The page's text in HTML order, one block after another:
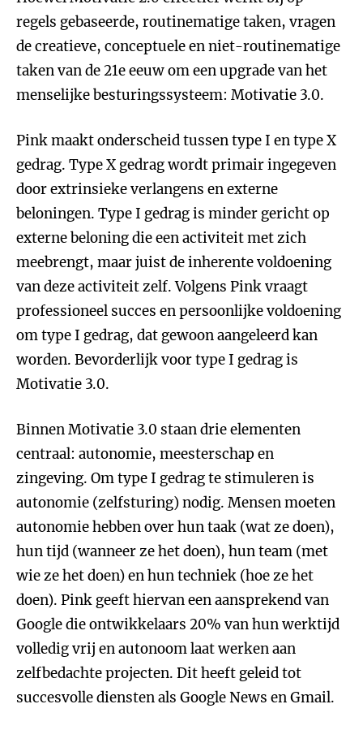
regels gebaseerde, routinematige taken, vragen
de creatieve, conceptuele en niet-routinematige
taken van de 21e eeuw om een upgrade van het
menselijke besturingssysteem: Motivatie 3.0.
Pink maakt onderscheid tussen type I en type X
gedrag. Type X gedrag wordt primair ingegeven
door extrinsieke verlangens en externe
beloningen. Type I gedrag is minder gericht op
externe beloning die een activiteit met zich
meebrengt, maar juist de inherente voldoening
van deze activiteit zelf. Volgens Pink vraagt
professioneel succes en persoonlijke voldoening
om type I gedrag, dat gewoon aangeleerd kan
worden. Bevorderlijk voor type I gedrag is
Motivatie 3.0.
Binnen Motivatie 3.0 staan drie elementen
centraal: autonomie, meesterschap en
zingeving. Om type I gedrag te stimuleren is
autonomie (zelfsturing) nodig. Mensen moeten
autonomie hebben over hun taak (wat ze doen),
hun tijd (wanneer ze het doen), hun team (met
wie ze het doen) en hun techniek (hoe ze het
doen). Pink geeft hiervan een aansprekend van
Google die ontwikkelaars 20% van hun werktijd
volledig vrij en autonoom laat werken aan
zelfbedachte projecten. Dit heeft geleid tot
succesvolle diensten als Google News en Gmail.